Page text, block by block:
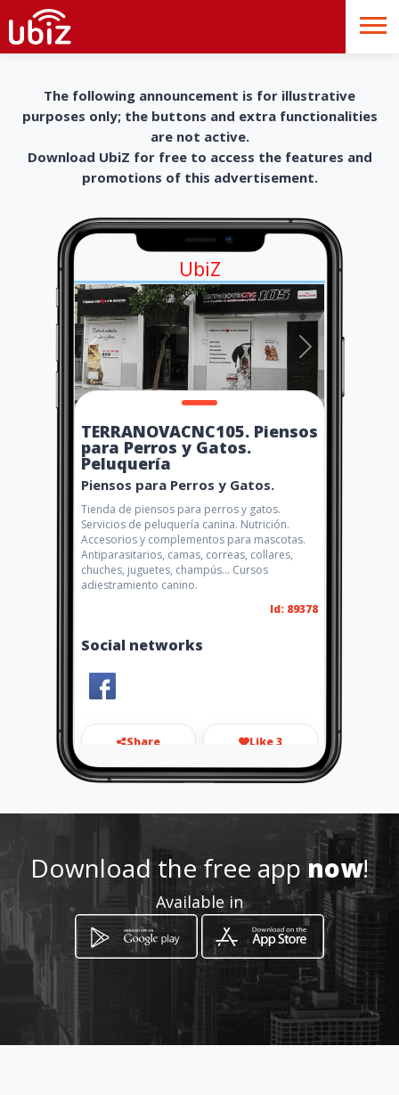
The following announcement is for illustrative
purposes only; the buttons and extra functionalities
are not active.
Download UbiZ for free to access the features and
promotions of this advertisement.
UbiZ
TERRANOVACNC105. Piensos
para Perros y Gatos.
Peluquería
Piensos para Perros y Gatos.
Tienda de piensos para perros y gatos.
Servicios de peluquería canina. Nutrición.
Accesorios y complementos para mascotas.
Antiparasitarios, camas, correas, collares,
chuches, juguetes, champús... Cursos
adiestramiento canino.
Id: 89378
Social networks
Share Like 3
951 533 282
Location
Download the free appnow!
Available in